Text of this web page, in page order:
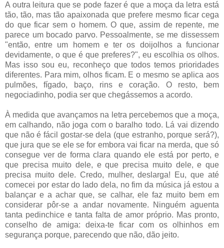
A outra leitura que se pode fazer é que a moça da letra está
tão, tão, mas tão apaixonada que prefere mesmo ficar cega
do que ficar sem o homem. O que, assim de repente, me
parece um bocado parvo. Pessoalmente, se me dissessem
"então, entre um homem e ter os doijolhos a funcionar
devidamente, o que é que preferes?", eu escolhia os olhos.
Mas isso sou eu, reconheço que todos temos prioridades
diferentes. Para mim, olhos ficam. E o mesmo se aplica aos
pulmões, fígado, baço, rins e coração. O resto, bem
negociadinho, podia ser que chegássemos a acordo.
À medida que avançamos na letra percebemos que a moça,
em calhando, não joga com o baralho todo. Lá vai dizendo
que não é fácil gostar-se dela (que estranho, porque será?),
que jura que se ele se for embora vai ficar na merda, que só
consegue ver de forma clara quando ele está por perto, e
que precisa muito dele, e que precisa muito dele, e que
precisa muito dele. Credo, mulher, deslarga! Eu, que até
comecei por estar do lado dela, no fim da música já estou a
balançar e a achar que, se calhar, ele faz muito bem em
considerar pôr-se a andar novamente. Ninguém aguenta
tanta pedinchice e tanta falta de amor próprio. Mas pronto,
conselho de amiga: deixa-te ficar com os olhinhos em
segurança porque, parecendo que não, dão jeito.